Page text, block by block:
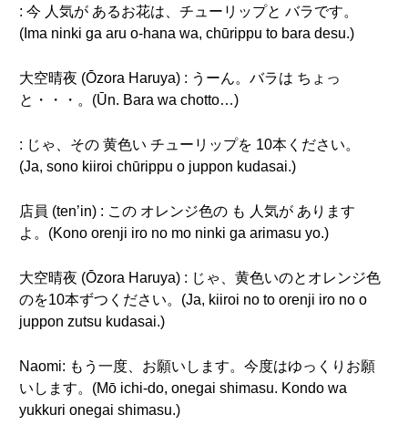
: 今 人気が あるお花は、チューリップと バラです。
(Ima ninki ga aru o-hana wa, chūrippu to bara desu.)
大空晴夜 (Ōzora Haruya) : うーん。バラは ちょっ
と・・・。(Ūn. Bara wa chotto…)
: じゃ、その 黄色い チューリップを 10本ください。
(Ja, sono kiiroi chūrippu o juppon kudasai.)
店員 (ten’in) : この オレンジ色の も 人気が あります
よ。(Kono orenji iro no mo ninki ga arimasu yo.)
大空晴夜 (Ōzora Haruya) : じゃ、黄色いのとオレンジ色
のを10本ずつください。(Ja, kiiroi no to orenji iro no o
juppon zutsu kudasai.)
Naomi: もう一度、お願いします。今度はゆっくりお願
いします。(Mō ichi-do, onegai shimasu. Kondo wa
yukkuri onegai shimasu.)